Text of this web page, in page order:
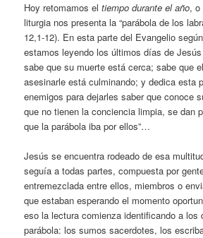
Hoy retomamos eltiempo durante el año, o
liturgia nos presenta la “parábola de los
12,1-12). En esta parte del Evangelio
estamos leyendo los últimos días de
sabe que su muerte está cerca; sabe que
asesinarle está culminando; y dedica esta
enemigos para dejarles saber que conoce
que no tienen la conciencia limpia, se dan
que la parábola iba por ellos”…
Jesús se encuentra rodeado de esa
seguía a todas partes, compuesta por
entremezclada entre ellos, miembros o
que estaban esperando el momento
eso la lectura comienza identificando a los
parábola: los sumos sacerdotes, los